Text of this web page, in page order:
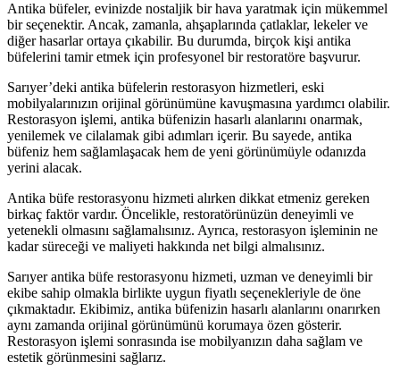
Antika büfeler, evinizde nostaljik bir hava yaratmak için mükemmel
bir seçenektir. Ancak, zamanla, ahşaplarında çatlaklar, lekeler ve
diğer hasarlar ortaya çıkabilir. Bu durumda, birçok kişi antika
büfelerini tamir etmek için profesyonel bir restoratöre başvurur.
Sarıyer’deki antika büfelerin restorasyon hizmetleri, eski
mobilyalarınızın orijinal görünümüne kavuşmasına yardımcı olabilir.
Restorasyon işlemi, antika büfenizin hasarlı alanlarını onarmak,
yenilemek ve cilalamak gibi adımları içerir. Bu sayede, antika
büfeniz hem sağlamlaşacak hem de yeni görünümüyle odanızda
yerini alacak.
Antika büfe restorasyonu hizmeti alırken dikkat etmeniz gereken
birkaç faktör vardır. Öncelikle, restoratörünüzün deneyimli ve
yetenekli olmasını sağlamalısınız. Ayrıca, restorasyon işleminin ne
kadar süreceği ve maliyeti hakkında net bilgi almalısınız.
Sarıyer antika büfe restorasyonu hizmeti, uzman ve deneyimli bir
ekibe sahip olmakla birlikte uygun fiyatlı seçenekleriyle de öne
çıkmaktadır. Ekibimiz, antika büfenizin hasarlı alanlarını onarırken
aynı zamanda orijinal görünümünü korumaya özen gösterir.
Restorasyon işlemi sonrasında ise mobilyanızın daha sağlam ve
estetik görünmesini sağlarız.